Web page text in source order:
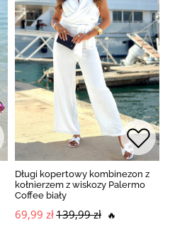
Długi kopertowy kombinezon z
kołnierzem z wiskozy Palermo
Coffee biały
69,99 zł139,99 zł 🔥